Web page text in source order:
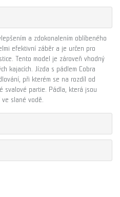
a zdokonalením oblíbeného
efektivní záběr a je určen pro
Tento model je zároveň vhodný
kajacích. Jízda s pádlem Cobra
při kterém se na rozdíl od
svalové partie. Pádla, která jsou
slané vodě.